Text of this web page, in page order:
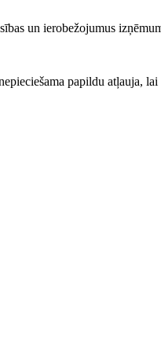
un ierobežojumus
papildu atļauja, lai